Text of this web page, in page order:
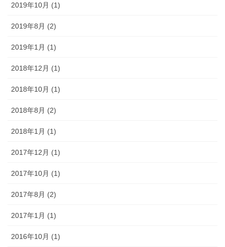
2019年10月 (1)
2019年8月 (2)
2019年1月 (1)
2018年12月 (1)
2018年10月 (1)
2018年8月 (2)
2018年1月 (1)
2017年12月 (1)
2017年10月 (1)
2017年8月 (2)
2017年1月 (1)
2016年10月 (1)